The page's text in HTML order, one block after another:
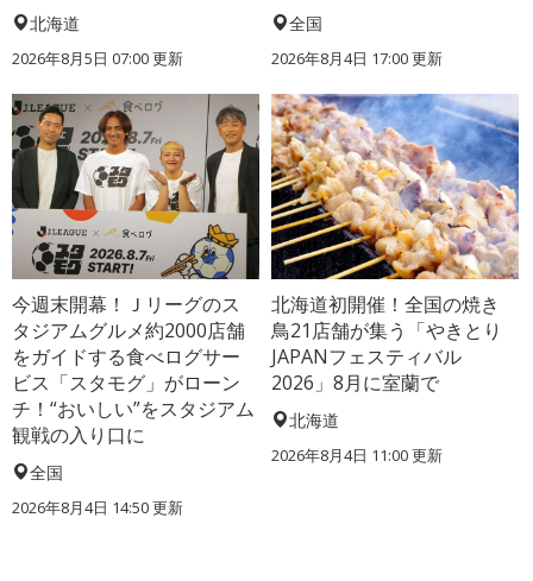
北海道
2026年8月5日 07:00更新
全国
2026年8月4日 17:00更新
今週末開幕！Ｊリーグのス
タジアムグルメ約2000店舗
をガイドする食べログサー
ビス「スタモグ」がローン
チ！“おいしい”をスタジアム
観戦の入り口に
全国
2026年8月4日 14:50更新
北海道初開催！全国の焼き
鳥21店舗が集う「やきとり
JAPANフェスティバル
2026」8月に室蘭で
北海道
2026年8月4日 11:00更新